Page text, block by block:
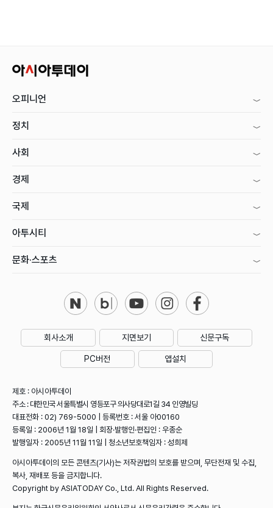
오피니언
정치
사회
경제
국제
아투시티
문화·스포츠
회사소개 지면보기 신문구독
PC버전 앱설치
제호 : 아시아투데이
주소 : 대한민국 서울특별시 영등포구 의사당대로1길 34 인영빌딩
대표전화 : 02) 769-5000 | 등록번호 : 서울 아00160
등록일 : 2006년 1월 18일 | 회장·발행인·편집인 : 우종순
발행일자 : 2005년 11월 11일 | 청소년보호책임자 : 성희제
아시아투데이의 모든 콘텐츠(기사)는 저작권법의 보호를 받으며, 무단전재 및 수집,
복사, 재배포 등을 금지합니다.
Copyright by ASIATODAY Co., Ltd. All Rights Reserved.